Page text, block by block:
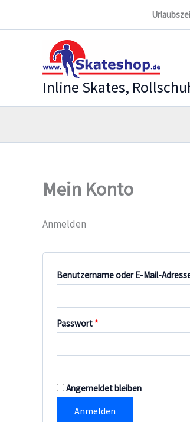
Inline Skates,
Mein Konto
Anmelden
Benutzername oder E-Mail-
Passwort *Erforderlich
Angemeldet bleiben
Anmelden